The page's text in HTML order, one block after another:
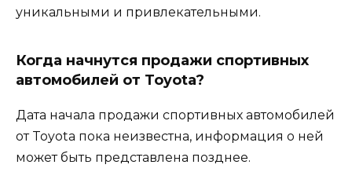
уникальными и привлекательными.
Когда начнутся продажи спортивных
автомобилей от Toyota?
Дата начала продажи спортивных автомобилей
от Toyota пока неизвестна, информация о ней
может быть представлена позднее.